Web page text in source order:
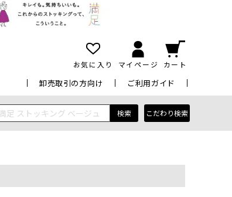
お気に入り マイページ カート
卸売取引の方向け ご利用ガイド
検索 こだわり検索